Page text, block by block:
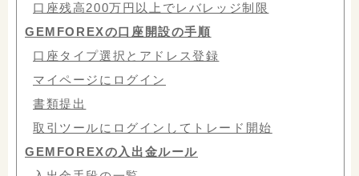
口座残高200万円以上でレバレッジ制限
GEMFOREXの口座開設の手順
口座タイプ選択とアドレス登録
マイページにログイン
書類提出
取引ツールにログインしてトレード開始
GEMFOREXの入出金ルール